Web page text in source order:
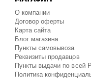
О компании
Договор оферты
Карта сайта
Блог магазина
Пункты самовывоза
Реквизиты продавцов
Пункты выдачи по всей
Политика